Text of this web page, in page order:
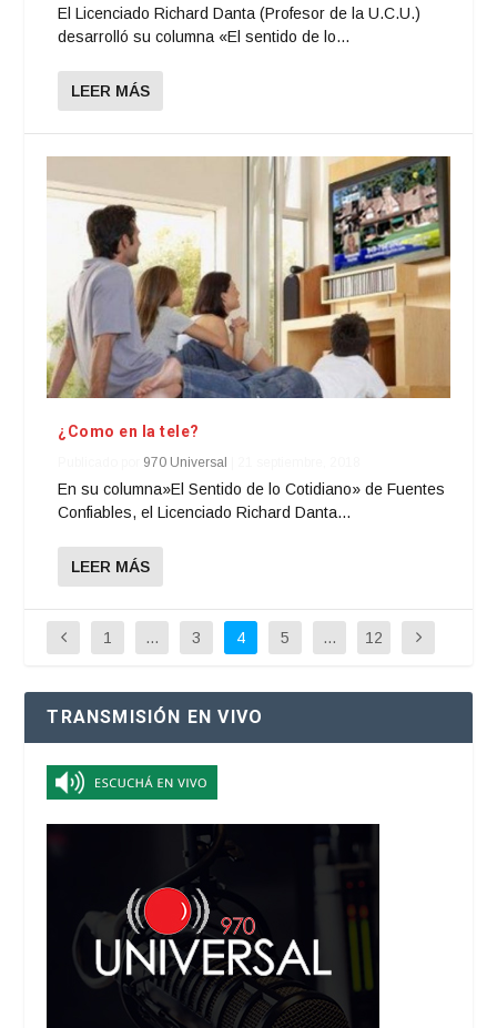
El Licenciado Richard Danta (Profesor de la U.C.U.)
desarrolló su columna «El sentido de lo...
LEER MÁS
¿Como en la tele?
970 Universal
En su columna»El Sentido de lo Cotidiano» de Fuentes
Confiables, el Licenciado Richard Danta...
LEER MÁS
1 … 3 4 5 … 12
TRANSMISIÓN EN VIVO